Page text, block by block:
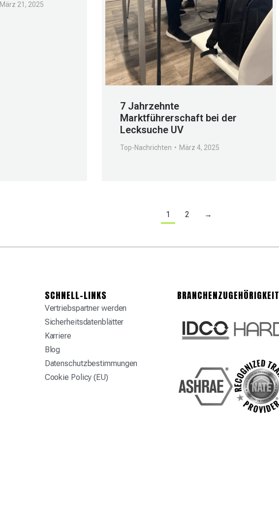
März 21, 2025
7 Jahrzehnte
Marktführerschaft bei der
Lecksuche UV
Top-Nachrichten März 4, 2025
1 2 →
SCHNELL-LINKS
Vertriebspartner werden
Sicherheitsdatenblätter
Karriere
Blog
Datenschutzbestimmungen
Cookie Policy (EU)
BRANCHENZUGEHÖRIGKEIT